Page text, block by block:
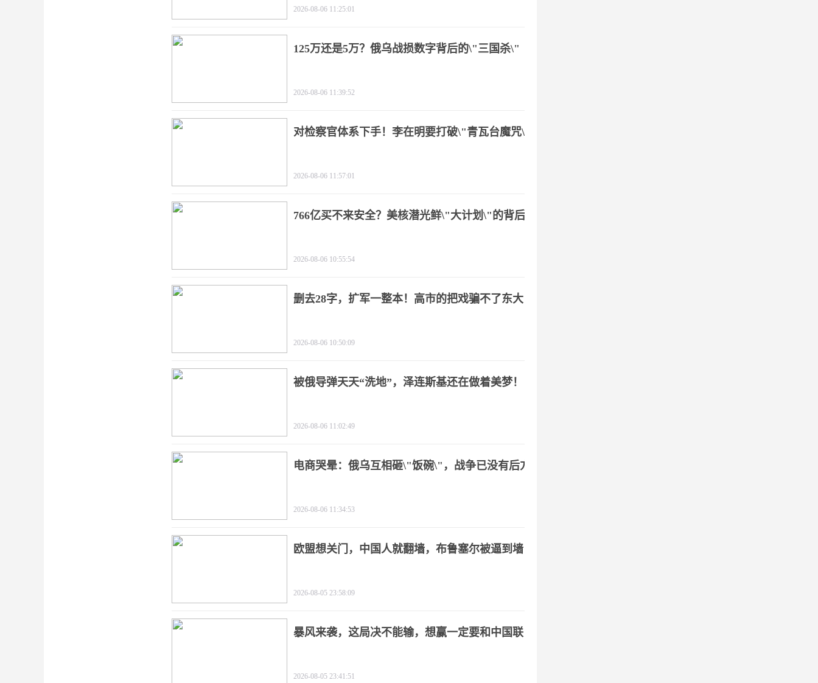
2026-08-06 11:25:01
125万还是5万？俄乌战损数字背后的\"三国杀\"
2026-08-06 11:39:52
对检察官体系下手！李在明要打破\"青瓦台魔咒\"
2026-08-06 11:57:01
766亿买不来安全？美核潜光鲜\"大计划\"的背后
2026-08-06 10:55:54
删去28字，扩军一整本！高市的把戏骗不了东大
2026-08-06 10:50:09
被俄导弹天天“洗地”，泽连斯基还在做着美梦！
2026-08-06 11:02:49
电商哭晕：俄乌互相砸\"饭碗\"，战争已没有后方
2026-08-06 11:34:53
欧盟想关门，中国人就翻墙，布鲁塞尔被逼到墙
2026-08-05 23:58:09
暴风来袭，这局决不能输，想赢一定要和中国联
2026-08-05 23:41:51